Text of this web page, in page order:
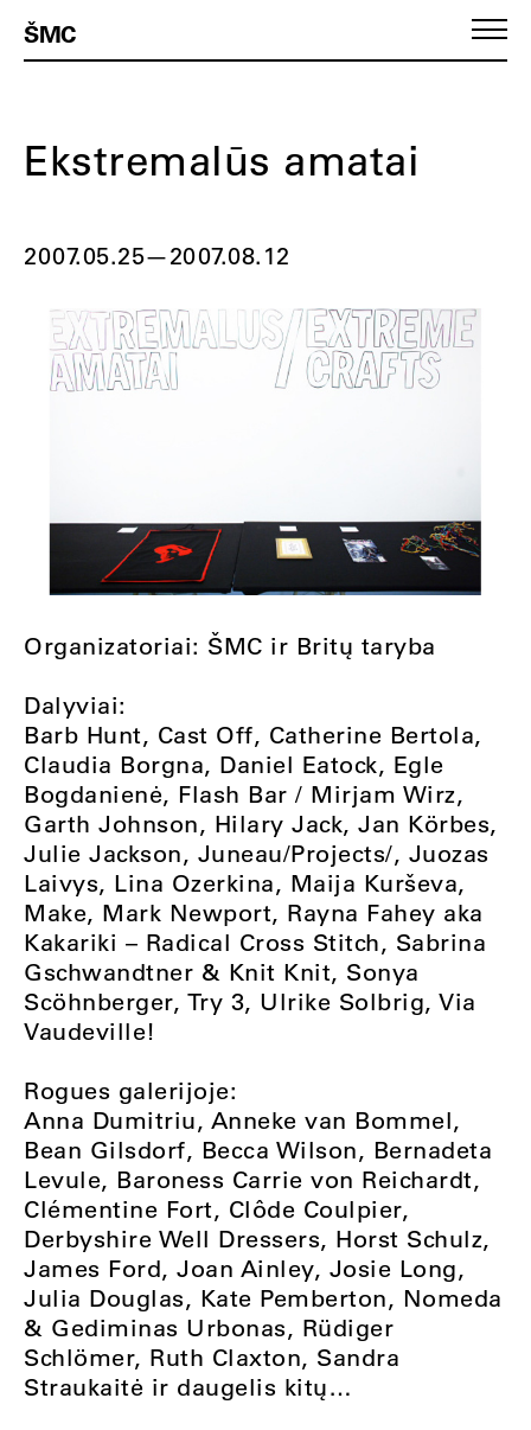
ŠMC
Ekstremalūs amatai
2007.05.25—2007.08.12
Organizatoriai: ŠMC ir Britų taryba
Dalyviai:
Barb Hunt, Cast Off, Catherine Bertola,
Claudia Borgna, Daniel Eatock, Egle
Bogdanienė, Flash Bar / Mirjam Wirz,
Garth Johnson, Hilary Jack, Jan Körbes,
Julie Jackson, Juneau/Projects/, Juozas
Laivys, Lina Ozerkina, Maija Kurševa,
Make, Mark Newport, Rayna Fahey aka
Kakariki – Radical Cross Stitch, Sabrina
Gschwandtner & Knit Knit, Sonya
Scöhnberger, Try 3, Ulrike Solbrig, Via
Vaudeville!
Rogues galerijoje:
Anna Dumitriu, Anneke van Bommel,
Bean Gilsdorf, Becca Wilson, Bernadeta
Levule, Baroness Carrie von Reichardt,
Clémentine Fort, Clôde Coulpier,
Derbyshire Well Dressers, Horst Schulz,
James Ford, Joan Ainley, Josie Long,
Julia Douglas, Kate Pemberton, Nomeda
& Gediminas Urbonas, Rüdiger
Schlömer, Ruth Claxton, Sandra
Straukaitė ir daugelis kitų…